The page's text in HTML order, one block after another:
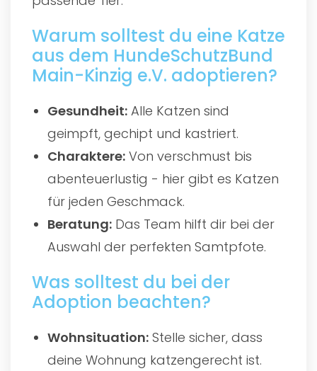
Warum solltest du eine Katze
aus dem HundeSchutzBund
Main-Kinzig e.V. adoptieren?
Gesundheit: Alle Katzen sind
geimpft, gechipt und kastriert.
Charaktere: Von verschmust bis
abenteuerlustig - hier gibt es Katzen
für jeden Geschmack.
Beratung: Das Team hilft dir bei der
Auswahl der perfekten Samtpfote.
Was solltest du bei der
Adoption beachten?
Wohnsituation: Stelle sicher, dass
deine Wohnung katzengerecht ist.